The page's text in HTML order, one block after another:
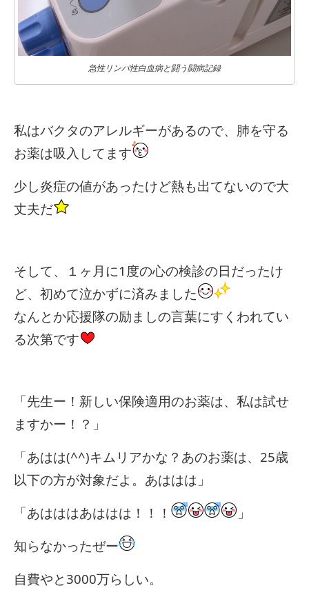
急性リンパ性白血病と闘う闘病記録
私はバクタのアレルギーがあるので、肺を守る
お薬は吸入してます
少し炎症の値があったけど熱も出てないので大
丈夫だ
そして、１ヶ月に1度の心の検診の日だったけ
ど、初めて泣かずに済みました
なんとか応援隊の励ましの言葉にすくわれてい
る次第です
「先生ー！新しい保険適用のお薬は、私は試せ
ますかー！？」
「あはは(^^)キムリアかな？あのお薬は、25歳
以下の方が対象だよ。あははは」
「あはははあははは！！！
」
知らなかったぜー
自費やと3000万らしい。